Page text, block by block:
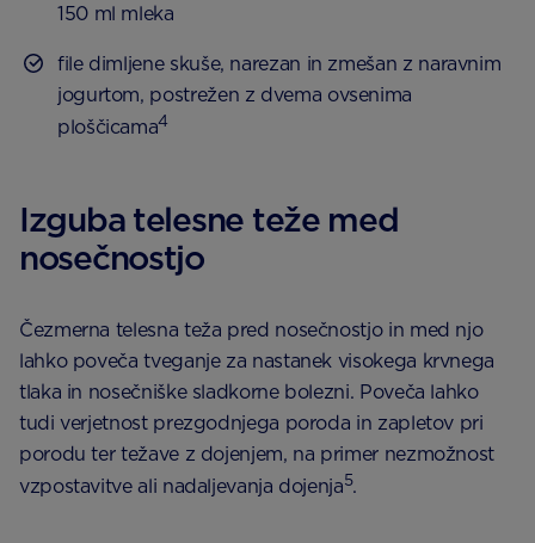
150 ml mleka
file dimljene skuše, narezan in zmešan z naravnim
jogurtom, postrežen z dvema ovsenima
ploščicama4
Izguba telesne teže med
nosečnostjo
Čezmerna telesna teža pred nosečnostjo in med njo
lahko poveča tveganje za nastanek visokega krvnega
tlaka in nosečniške sladkorne bolezni. Poveča lahko
tudi verjetnost prezgodnjega poroda in zapletov pri
porodu ter težave z dojenjem, na primer nezmožnost
vzpostavitve ali nadaljevanja dojenja5.